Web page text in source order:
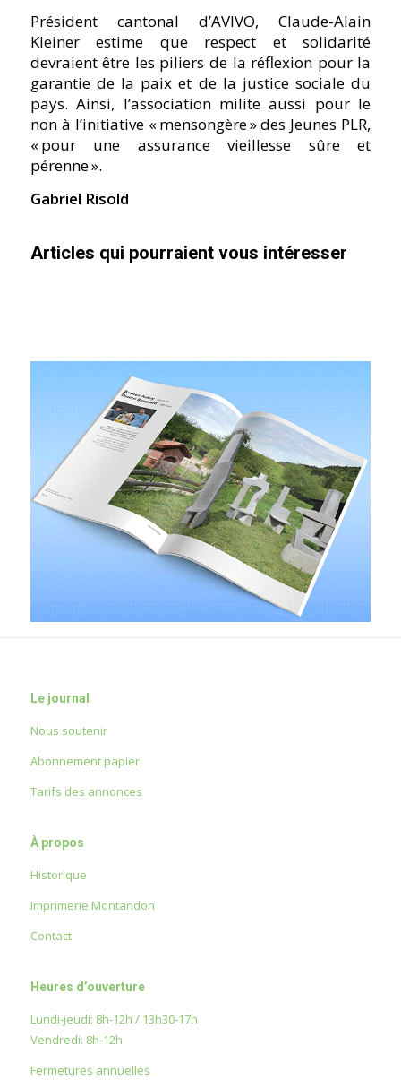
Président cantonal d’AVIVO, Claude-Alain
Kleiner estime que respect et solidarité
devraient être les piliers de la réflexion pour la
garantie de la paix et de la justice sociale du
pays. Ainsi, l’association milite aussi pour le
non à l’initiative « mensongère »des Jeunes PLR,
« pour une assurance vieillesse sûre et
pérenne ».
Gabriel Risold
Articles qui pourraient vous intéresser
Le journal
Nous soutenir
Abonnement papier
Tarifs des annonces
À propos
Historique
Imprimerie Montandon
Contact
Heures d’ouverture
Lundi-jeudi: 8h-12h / 13h30-17h
Vendredi: 8h-12h
Fermetures annuelles